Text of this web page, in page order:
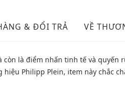
& ĐỔI TRẢ VỀ
là điểm nhấn tinh tế và quyến
Philipp Plein, item này chắc